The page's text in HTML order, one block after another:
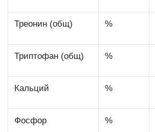
Треонин (общ) %
Триптофан (общ) %
Кальций %
Фосфор %